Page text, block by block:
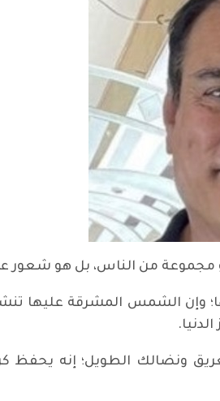
مجموعة من الناس، بل هو شعور
وإن الشمس المشرقة عليها
ونضالك الطويل؛ إنه يحفظ